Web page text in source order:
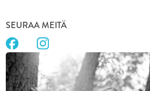
SEURAA MEITÄ